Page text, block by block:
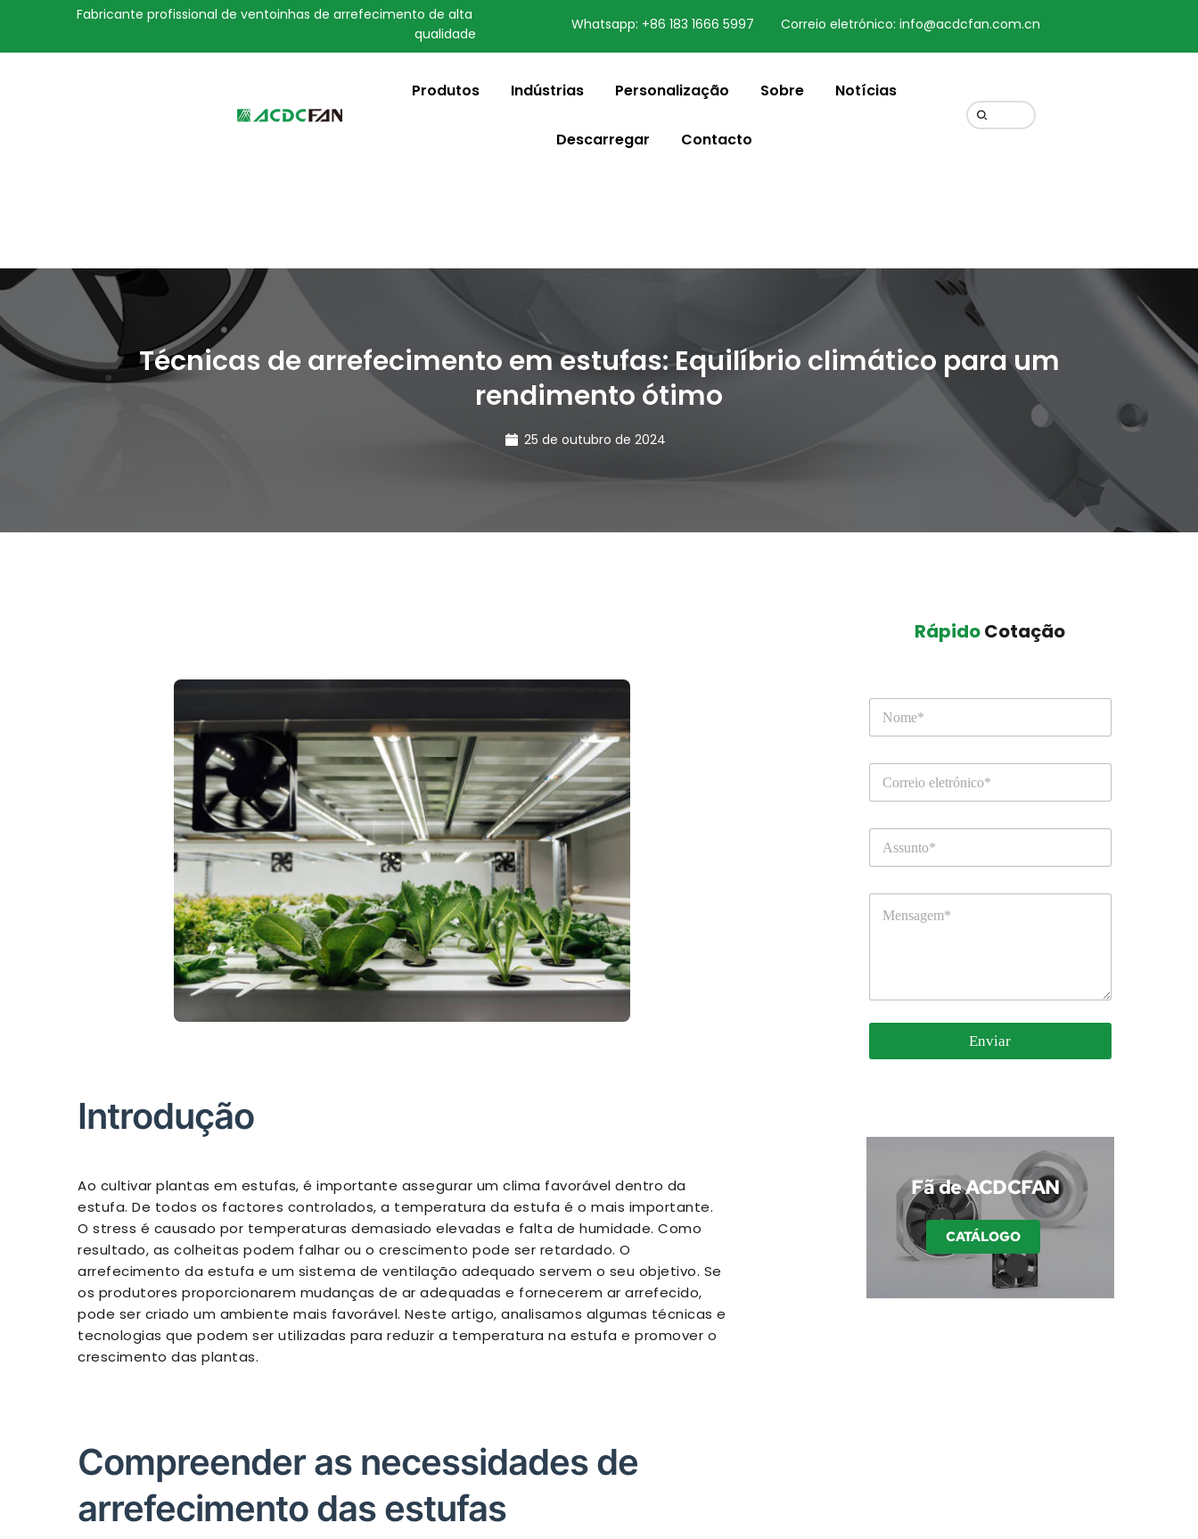
We've detected you might be speaking a different
language. Do you want to change to:
English
Fabricante profissional de ventoinhas de arrefecimento de alta
qualidade
Whatsapp: +86 183 1666 5997 Correio eletrónico: info@acdcfan.com.cn
Produtos Indústrias Personalização Sobre Notícias
Descarregar Contacto
Técnicas de arrefecimento em estufas: Equilíbrio climático para um
rendimento ótimo
25 de outubro de 2024
Introdução
Ao cultivar plantas em estufas, é importante assegurar um clima favorável dentro da
estufa. De todos os factores controlados, a temperatura da estufa é o mais importante.
O stress é causado por temperaturas demasiado elevadas e falta de humidade. Como
resultado, as colheitas podem falhar ou o crescimento pode ser retardado. O
arrefecimento da estufa e um sistema de ventilação adequado servem o seu objetivo. Se
os produtores proporcionarem mudanças de ar adequadas e fornecerem ar arrefecido,
pode ser criado um ambiente mais favorável. Neste artigo, analisamos algumas técnicas e
tecnologias que podem ser utilizadas para reduzir a temperatura na estufa e promover o
crescimento das plantas.
Compreender as necessidades de
arrefecimento das estufas
Rápido Cotação
Enviar
Fã de ACDCFAN
CATÁLOGO